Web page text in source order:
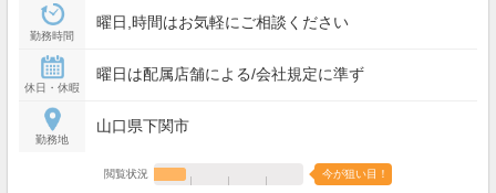
勤務時間
曜日,時間はお気軽にご相談ください
休日・休暇
曜日は配属店舗による/会社規定に準ず
勤務地
山口県下関市
閲覧状況 今が狙い目！